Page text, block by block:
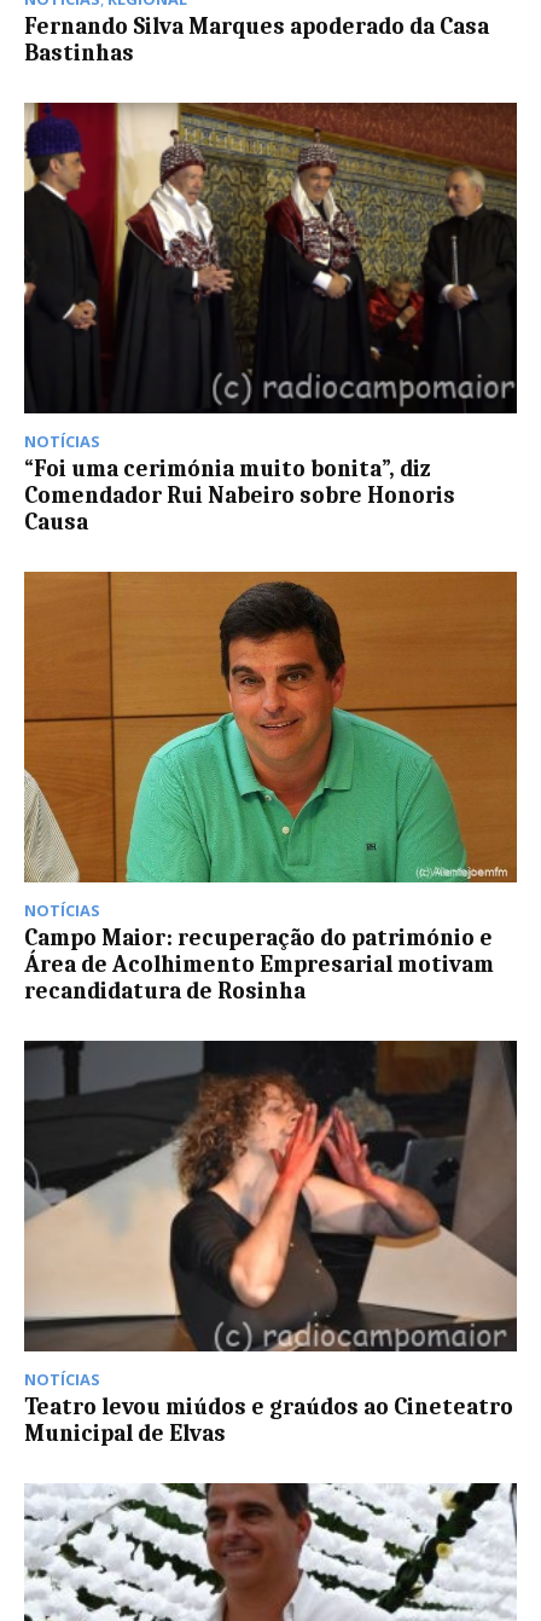
Fernando Silva Marques apoderado da Casa
Bastinhas
NOTÍCIAS
“Foi uma cerimónia muito bonita”, diz
Comendador Rui Nabeiro sobre Honoris
Causa
NOTÍCIAS
Campo Maior: recuperação do património e
Área de Acolhimento Empresarial motivam
recandidatura de Rosinha
NOTÍCIAS
Teatro levou miúdos e graúdos ao Cineteatro
Municipal de Elvas